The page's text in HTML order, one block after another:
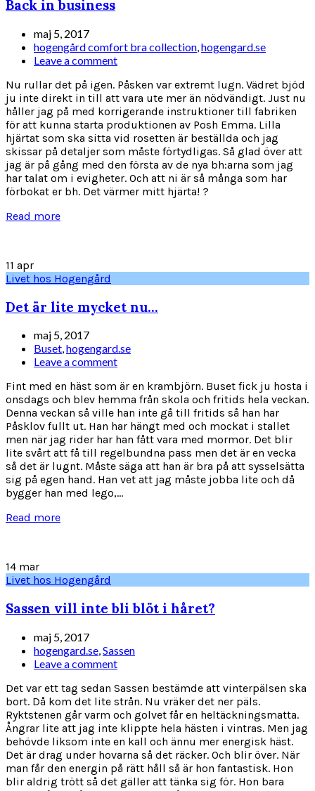
Back in business
maj 5, 2017
hogengård comfort bra collection,hogengard.se
Leave a comment
Nu rullar det på igen. Påsken var extremt lugn. Vädret bjöd
ju inte direkt in till att vara ute mer än nödvändigt. Just nu
håller jag på med korrigerande instruktioner till fabriken
för att kunna starta produktionen av Posh Emma. Lilla
hjärtat som ska sitta vid rosetten är beställda och jag
skissar på detaljer som måste förtydligas. Så glad över att
jag är på gång med den första av de nya bh:arna som jag
har talat om i evigheter. Och att ni är så många som har
förbokat er bh. Det värmer mitt hjärta! ?
Read more
11 apr
Livet hos Hogengård
Det är lite mycket nu…
maj 5, 2017
Buset,hogengard.se
Leave a comment
Fint med en häst som är en krambjörn. Buset fick ju hosta i
onsdags och blev hemma från skola och fritids hela veckan.
Denna veckan så ville han inte gå till fritids så han har
Påsklov fullt ut. Han har hängt med och mockat i stallet
men när jag rider har han fått vara med mormor. Det blir
lite svårt att få till regelbundna pass men det är en vecka
så det är lugnt. Måste säga att han är bra på att sysselsätta
sig på egen hand. Han vet att jag måste jobba lite och då
bygger han med lego,...
Read more
14 mar
Livet hos Hogengård
Sassen vill inte bli blöt i håret?
maj 5, 2017
hogengard.se Sassen
Leave a comment
Det var ett tag sedan Sassen bestämde att vinterpälsen ska
bort. Då kom det lite strån. Nu vräker det ner päls.
Ryktstenen går varm och golvet får en heltäckningsmatta.
Ångrar lite att jag inte klippte hela hästen i vintras. Men jag
behövde liksom inte en kall och ännu mer energisk häst.
Det är drag under hovarna så det räcker. Och blir över. När
man får den energin på rätt håll så är hon fantastisk. Hon
blir aldrig trött så det gäller att tänka sig för. Hon bara